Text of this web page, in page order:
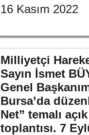
16 Kasım 2022
Milliyetçi
Sayın İsmet
Genel
Bursa’da
Net” temalı
toplantısı. 7